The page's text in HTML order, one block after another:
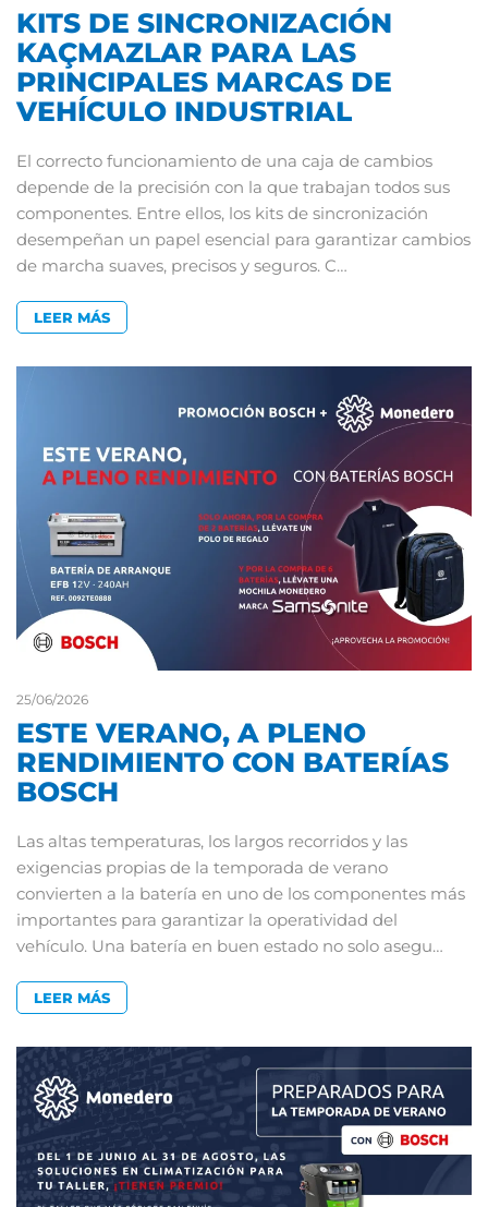
KITS DE SINCRONIZACIÓN
KAÇMAZLAR PARA LAS
PRINCIPALES MARCAS DE
VEHÍCULO INDUSTRIAL
El correcto funcionamiento de una caja de cambios
depende de la precisión con la que trabajan todos sus
componentes. Entre ellos, los kits de sincronización
desempeñan un papel esencial para garantizar cambios
de marcha suaves, precisos y seguros. C…
LEER MÁS
25/06/2026
ESTE VERANO, A PLENO
RENDIMIENTO CON BATERÍAS
BOSCH
Las altas temperaturas, los largos recorridos y las
exigencias propias de la temporada de verano
convierten a la batería en uno de los componentes más
importantes para garantizar la operatividad del
vehículo. Una batería en buen estado no solo asegu…
LEER MÁS